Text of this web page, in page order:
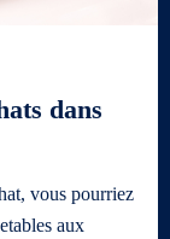
dans
vous pourriez
aux